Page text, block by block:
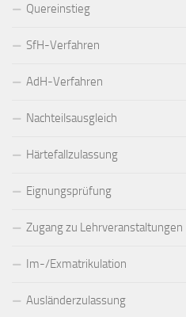
Quereinstieg
SfH-Verfahren
AdH-Verfahren
Nachteilsausgleich
Härtefallzulassung
Eignungsprüfung
Zugang zu Lehrveranstaltungen
Im-/Exmatrikulation
Ausländerzulassung